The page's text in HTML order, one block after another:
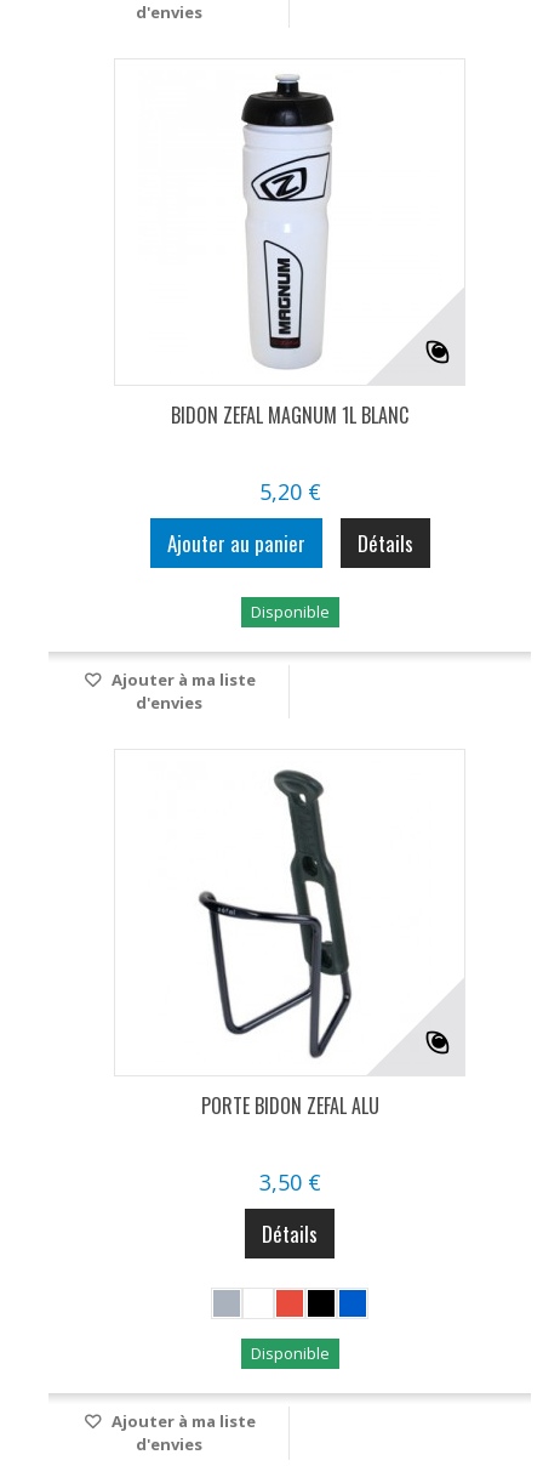
d'envies
BIDON ZEFAL MAGNUM 1L BLANC
5,20 €
Ajouter au panier Détails
Disponible
Ajouter à ma liste
d'envies
PORTE BIDON ZEFAL ALU
3,50 €
Détails
Disponible
Ajouter à ma liste
d'envies